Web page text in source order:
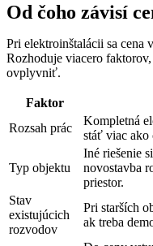
Od čoho závisí
Pri elektroinštalácii sa cena
Rozhoduje viacero
ovplyvniť.
Faktor
Rozsah prác
Kompletná
stáť viac ako
Typ objektu
Iné riešenie
novostavba
priestor.
Stav
existujúcich
rozvodov
Pri starších
ak treba